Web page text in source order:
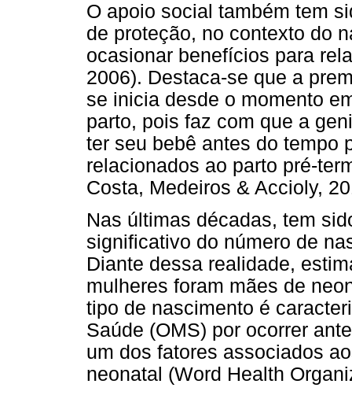
O apoio social também tem
de proteção, no contexto do
ocasionar benefícios para
2006). Destaca-se que a
se inicia desde o momento
parto, pois faz com que a
ter seu bebê antes do tempo
relacionados ao parto pré-
Costa, Medeiros & Accioly,
Nas últimas décadas, tem
significativo do número de
Diante dessa realidade,
mulheres foram mães de
tipo de nascimento é
Saúde (OMS) por ocorrer
um dos fatores associados
neonatal (Word Health